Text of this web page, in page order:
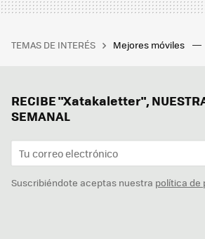
TEMAS DE INTERÉS Mejores móviles
RECIBE "Xatakaletter",
SEMANAL
Suscribiéndote aceptas nuestra política de